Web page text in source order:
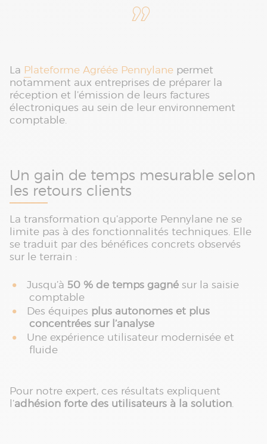
La Plateforme Agréée Pennylane permet
notamment aux entreprises de préparer la
réception et l’émission de leurs factures
électroniques au sein de leur environnement
comptable.
Un gain de temps mesurable selon
les retours clients
La transformation qu’apporte Pennylane ne se
limite pas à des fonctionnalités techniques. Elle
se traduit par des bénéfices concrets observés
sur le terrain :
Jusqu’à 50 % de temps gagné sur la saisie
comptable
Des équipes plus autonomes et plus
concentrées sur l’analyse
Une expérience utilisateur modernisée et
fluide
Pour notre expert, ces résultats expliquent
l’adhésion forte des utilisateurs à la solution.